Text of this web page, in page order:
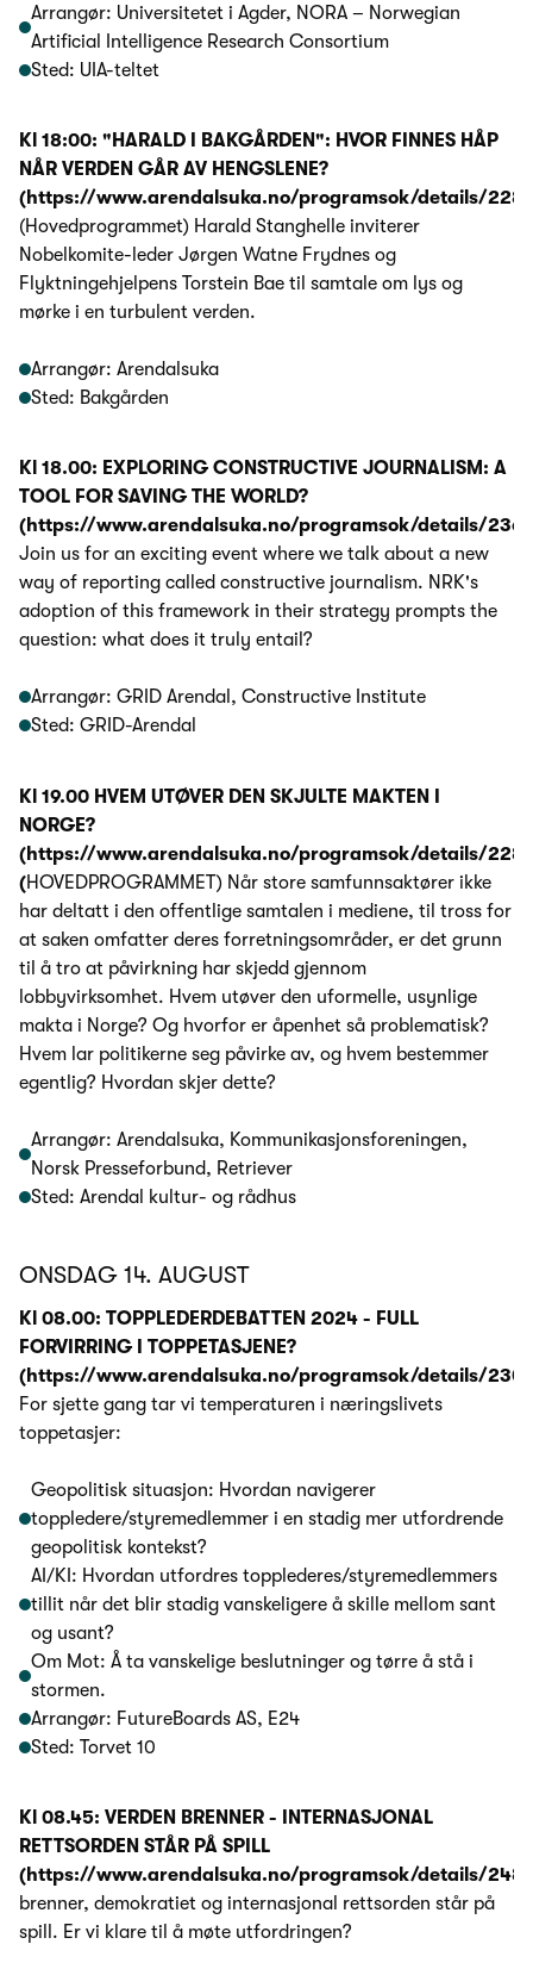
Arrangør: Universitetet i Agder, NORA – Norwegian
Artificial Intelligence Research Consortium
Sted: UIA-teltet
Kl 18:00: "HARALD I BAKGÅRDEN": HVOR FINNES HÅP
NÅR VERDEN GÅR AV HENGSLENE?
(https://www.arendalsuka.no/programsok/details/
(Hovedprogrammet) Harald Stanghelle inviterer
Nobelkomite-leder Jørgen Watne Frydnes og
Flyktningehjelpens Torstein Bae til samtale om lys og
mørke i en turbulent verden.
Arrangør: Arendalsuka
Sted: Bakgården
Kl 18.00: EXPLORING CONSTRUCTIVE JOURNALISM: A
TOOL FOR SAVING THE WORLD?
(https://www.arendalsuka.no/programsok/details/
Join us for an exciting event where we talk about a new
way of reporting called constructive journalism. NRK's
adoption of this framework in their strategy prompts the
question: what does it truly entail?
Arrangør: GRID Arendal, Constructive Institute
Sted: GRID-Arendal
Kl 19.00 HVEM UTØVER DEN SKJULTE MAKTEN I
NORGE?
(https://www.arendalsuka.no/programsok/details/
(HOVEDPROGRAMMET) Når store samfunnsaktører ikke
har deltatt i den offentlige samtalen i mediene, til tross for
at saken omfatter deres forretningsområder, er det grunn
til å tro at påvirkning har skjedd gjennom
lobbyvirksomhet. Hvem utøver den uformelle, usynlige
makta i Norge? Og hvorfor er åpenhet så problematisk?
Hvem lar politikerne seg påvirke av, og hvem bestemmer
egentlig? Hvordan skjer dette?
Arrangør: Arendalsuka, Kommunikasjonsforeningen,
Norsk Presseforbund, Retriever
Sted: Arendal kultur- og rådhus
ONSDAG 14. AUGUST
Kl 08.00: TOPPLEDERDEBATTEN 2024 - FULL
FORVIRRING I TOPPETASJENE?
(https://www.arendalsuka.no/programsok/details/
For sjette gang tar vi temperaturen i næringslivets
toppetasjer:
Geopolitisk situasjon: Hvordan navigerer
toppledere/styremedlemmer i en stadig mer utfordrende
geopolitisk kontekst?
AI/KI: Hvordan utfordres topplederes/styremedlemmers
tillit når det blir stadig vanskeligere å skille mellom sant
og usant?
Om Mot: Å ta vanskelige beslutninger og tørre å stå i
stormen.
Arrangør: FutureBoards AS, E24
Sted: Torvet 10
Kl 08.45: VERDEN BRENNER - INTERNASJONAL
RETTSORDEN STÅR PÅ SPILL
(https://www.arendalsuka.no/programsok/details/
brenner, demokratiet og internasjonal rettsorden står på
spill. Er vi klare til å møte utfordringen?